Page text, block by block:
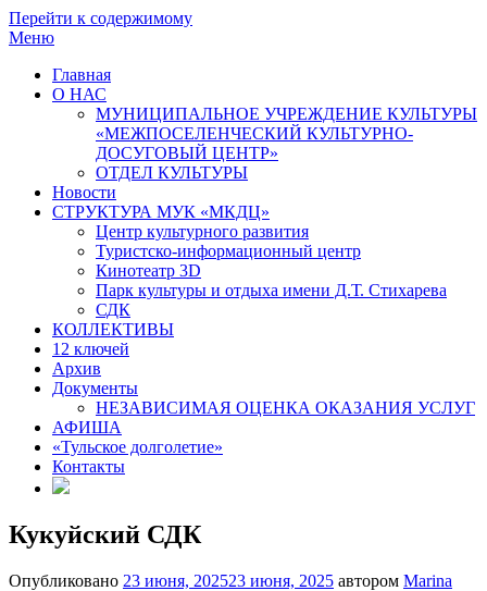
Перейти к содержимому
Меню
Главная
О НАС
МУНИЦИПАЛЬНОЕ УЧРЕЖДЕНИЕ КУЛЬТУРЫ
«МЕЖПОСЕЛЕНЧЕСКИЙ КУЛЬТУРНО-
ДОСУГОВЫЙ ЦЕНТР»
ОТДЕЛ КУЛЬТУРЫ
Новости
СТРУКТУРА МУК «МКДЦ»
Центр культурного развития
Туристско-информационный центр
Кинотеатр 3D
Парк культуры и отдыха имени Д.Т. Стихарева
СДК
КОЛЛЕКТИВЫ
12 ключей
Архив
Документы
НЕЗАВИСИМАЯ ОЦЕНКА ОКАЗАНИЯ УСЛУГ
АФИША
«Тульское долголетие»
Контакты
Кукуйский СДК
Опубликовано 23 июня, 202523 июня, 2025 автором Marina